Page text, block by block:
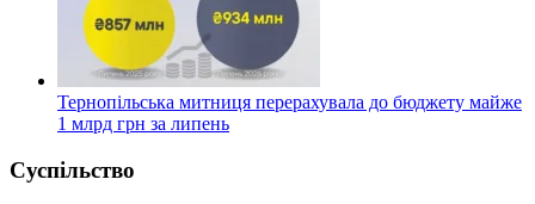
Тернопільська митниця перерахувала до бюджету майже
1 млрд грн за липень
Суспільство